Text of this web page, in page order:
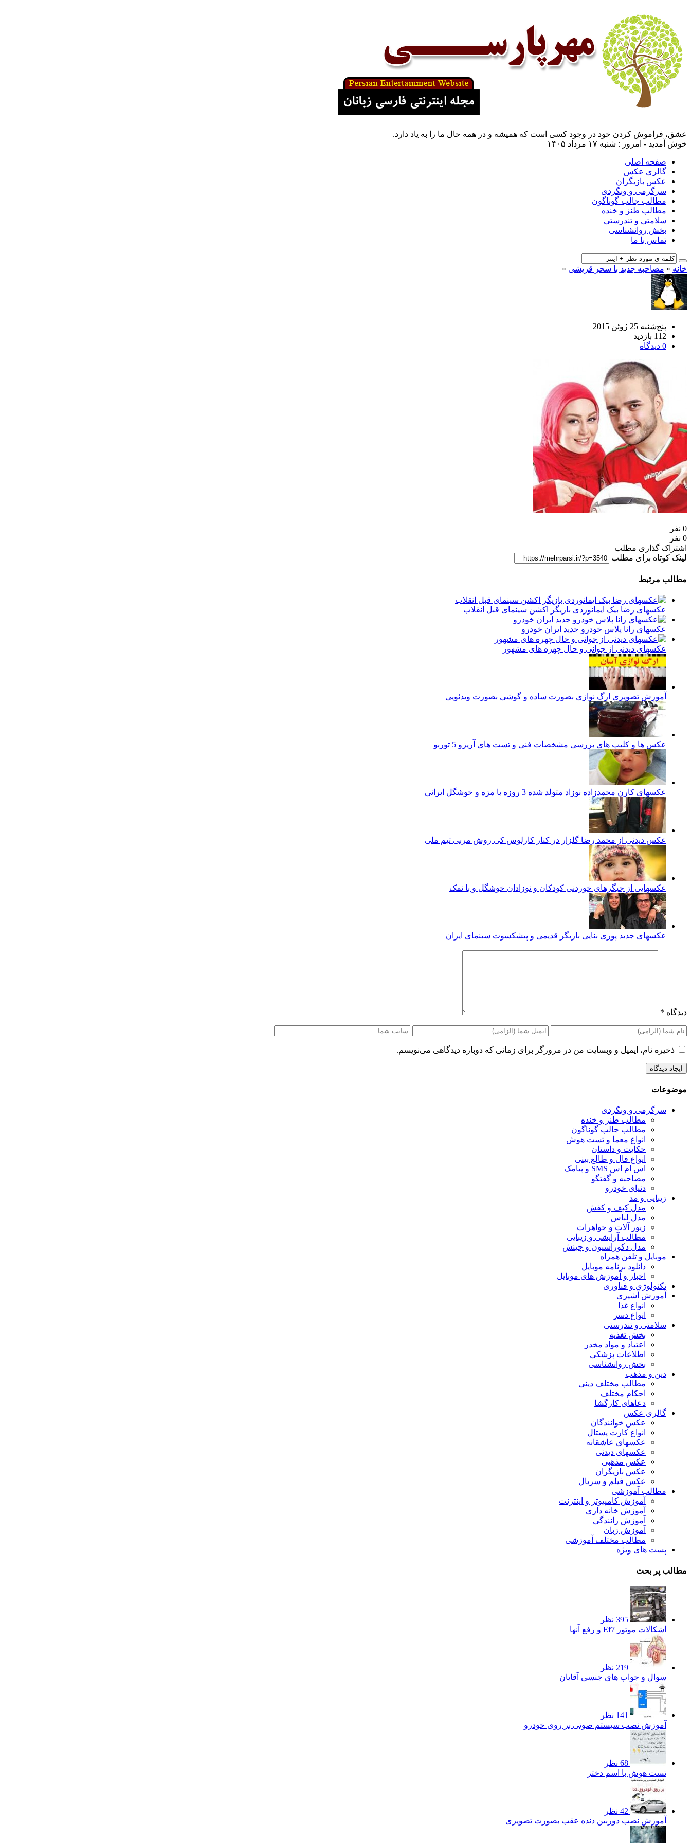
عشق، فراموش كردن خود در وجود كسی است كه همیشه و در همه حال ما را به یاد دارد.
خوش آمدید - امروز : شنبه ۱۷ مرداد ۱۴۰۵
صفحه اصلی
گالری عکس
عکس بازیگران
سرگرمی و وبگردی
مطالب جالب گوناگون
مطالب طنز و خنده
سلامتی و تندرستی
بخش روانشناسی
تماس با ما
خانه » مصاحبه جدید با سحر قریشی »
پنج‌شنبه 25 ژوئن 2015
112 بازدید
0 دیدگاه
0 نفر
0 نفر
اشتراک گذاری مطلب
لینک کوتاه برای مطلب
مطالب مرتبط
عکسهای رضا بیک ایمانوردی بازیگر اکشن سینمای قبل انقلاب
عکسهای رانا پلاس خودرو جدید ایران خودرو
عکسهای دیدنی از جوانی و حال چهره های مشهور
آموزش تصویری ارگ نوازی بصورت ساده و گوشی بصورت ویدئویی
عکس ها و کلیپ های بررسی مشخصات فنی و تست های آریزو 5 توربو
عکسهای کارن محمدزاده نوزاد متولد شده 3 روزه با مزه و خوشگل ایرانی
عکس دیدنی از محمد رضا گلزار در کنار کارلوس کی روش مربی تیم ملی
عکسهایی از جیگرهای خوردنی کودکان و نوزادان خوشگل و با نمک
عکسهای جدید پوری بنایی بازیگر قدیمی و پیشکسوت سینمای ایران
دیدگاه *
ذخیره نام، ایمیل و وبسایت من در مرورگر برای زمانی که دوباره دیدگاهی می‌نویسم.
موضوعات
سرگرمی و وبگردی
مطالب طنز و خنده
مطالب جالب گوناگون
انواع معما و تست هوش
حکایت و داستان
انواع فال و طالع بینی
اس ام اس SMS و پیامک
مصاحبه و گفتگو
دنیای خودرو
زیبایی و مد
مدل کیف و کفش
مدل لباس
زیور آلات و جواهرات
مطالب آرایشی و زیبایی
مدل دکوراسیون و چینش
موبایل و تلفن همراه
دانلود برنامه موبایل
اخبار و آموزش های موبایل
تکنولوژی و فناوری
آموزش آشپزی
انواع غذا
انواع دسر
سلامتی و تندرستی
بخش تغذیه
اعتیاد و مواد مخدر
اطلاعات پزشکی
بخش روانشناسی
دین و مذهب
مطالب مختلف دینی
احکام مختلف
دعاهای کارگشا
گالری عکس
عکس خوانندگان
انواع کارت پستال
عکسهای عاشقانه
عکسهای دیدنی
عکس مذهبی
عکس بازیگران
عکس فیلم و سریال
مطالب آموزشی
آموزش کامپیوتر و اینترنت
آموزش خانه داری
آموزش رانندگی
آموزش زبان
مطالب مختلف آموزشی
پست های ویژه
مطالب پر بحث
395 نظر
اشکالات موتور Ef7 و رفع آنها
219 نظر
سوال و جواب های جنسی آقایان
141 نظر
آموزش نصب سیستم صوتی بر روی خودرو
68 نظر
تست هوش با اسم دختر
42 نظر
آموزش نصب دوربین دنده عقب بصورت تصویری